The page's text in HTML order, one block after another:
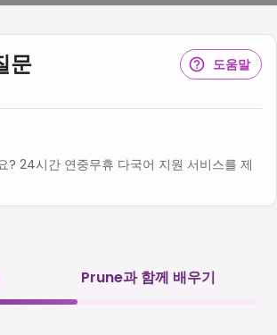
문 도움말
? 24시간 연중무휴 다국어 지원 서비스를 제
Prune과 함께 배우기